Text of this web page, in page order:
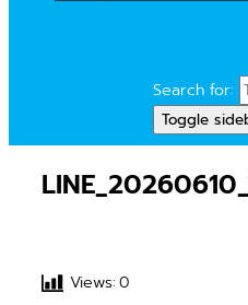
Search for:
Toggle
Views:0